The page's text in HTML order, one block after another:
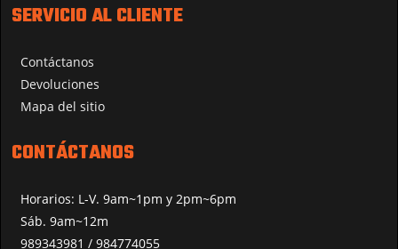
SERVICIO AL CLIENTE
Contáctanos
Devoluciones
Mapa del sitio
CONTÁCTANOS
Horarios: L-V. 9am~1pm y 2pm~6pm
Sáb. 9am~12m
989343981 / 984774055